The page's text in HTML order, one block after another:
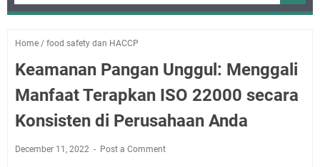
Home / food safety dan HACCP
Keamanan Pangan Unggul: Menggali
Manfaat Terapkan ISO 22000 secara
Konsisten di Perusahaan Anda
December 11, 2022 Post a Comment